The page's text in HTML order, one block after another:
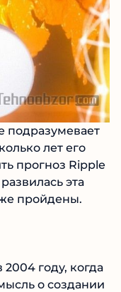
подразумевает
лет его
прогноз Ripple
эта
пройдены.
году, когда
о создании